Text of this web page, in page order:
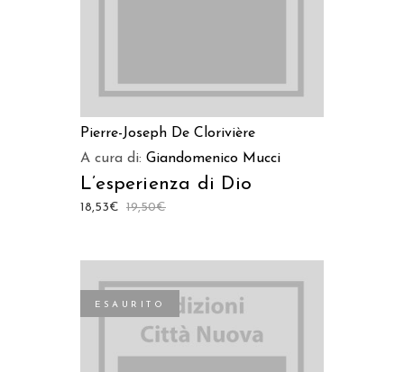
Pierre-Joseph De Clorivière
A cura di: Giandomenico Mucci
L’esperienza di Dio
19,50€
18,53€
ESAURITO